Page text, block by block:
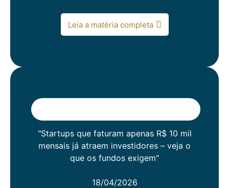
Leia a matéria completa
"Startups que faturam apenas R$ 10 mil
mensais já atraem investidores – veja o
que os fundos exigem"
18/04/2026